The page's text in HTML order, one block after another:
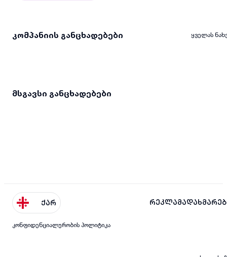
კომპანიის განცხადებები ყველას
მსგავსი განცხადებები
ქარ რეკლამა
კონფიდენციალურობის პოლიტიკა